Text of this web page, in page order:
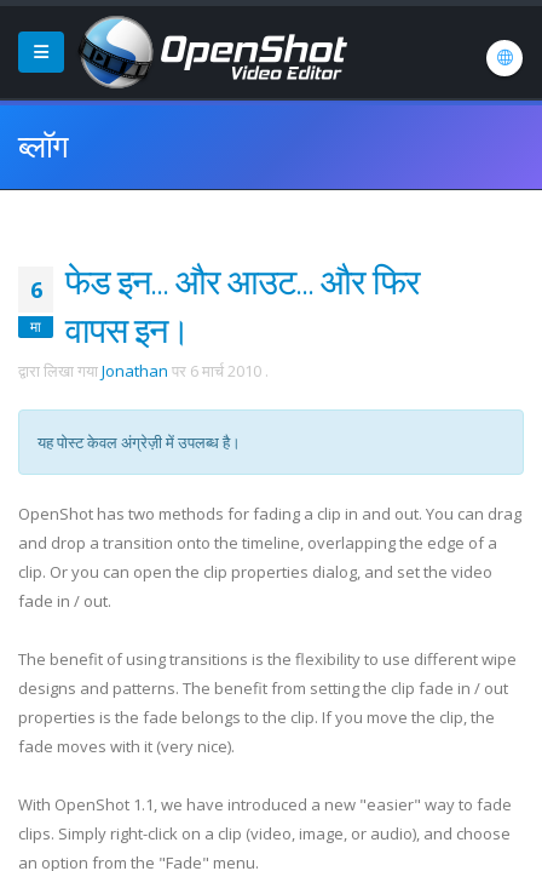
ब्लॉग
6
मा
फेड इन... और आउट... और फिर
वापस इन।
द्वारा लिखा गयाJonathan पर 6 मार्च 2010 .
यह पोस्ट केवल अंग्रेज़ी में उपलब्ध है।
OpenShot has two methods for fading a clip in and out. You can drag
and drop a transition onto the timeline, overlapping the edge of a
clip. Or you can open the clip properties dialog, and set the video
fade in / out.
The benefit of using transitions is the flexibility to use different wipe
designs and patterns. The benefit from setting the clip fade in / out
properties is the fade belongs to the clip. If you move the clip, the
fade moves with it (very nice).
With OpenShot 1.1, we have introduced a new "easier" way to fade
clips. Simply right-click on a clip (video, image, or audio), and choose
an option from the "Fade" menu.